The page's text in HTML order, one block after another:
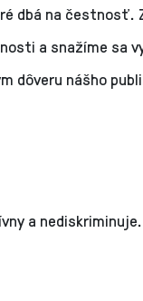
dbá na čestnosť.
a snažíme sa
dôveru nášho
a